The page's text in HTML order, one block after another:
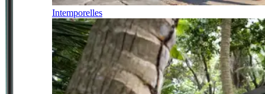
Intemporelles